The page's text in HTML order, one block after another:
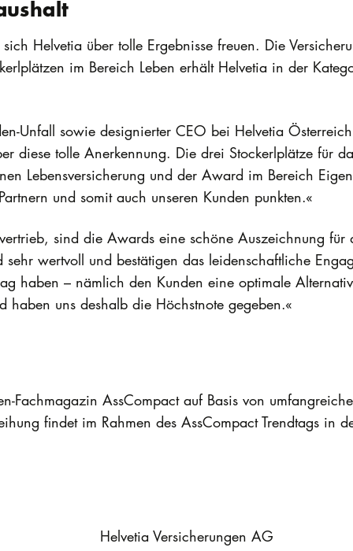
Helvetia über tolle Ergebnisse freuen. Die
im Bereich Leben erhält Helvetia in der
Unfall sowie designierter CEO bei Helvetia
diese tolle Anerkennung. Die drei Stockerlplätze für
Lebensversicherung und der Award im Bereich
und somit auch unseren Kunden punkten.«
sind die Awards eine schöne Auszeichnung
wertvoll und bestätigen das leidenschaftliche
haben – nämlich den Kunden eine optimale
haben uns deshalb die Höchstnote gegeben.«
Fachmagazin AssCompact auf Basis von
findet im Rahmen des AssCompact Trendtags in
Helvetia Versicherungen AG